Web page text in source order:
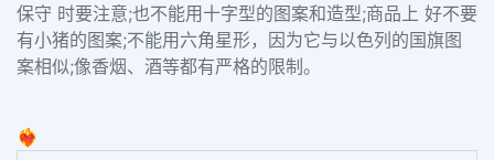
保守 时要注意;也不能用十字型的图案和造型;商品上 好不要
有小猪的图案;不能用六角星形，因为它与以色列的国旗图
案相似;像香烟、酒等都有严格的限制。
❤️‍🔥